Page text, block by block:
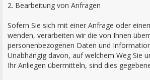
2. Bearbeitung von Anfragen
Sofern Sie sich mit einer Anfrage oder
wenden, verarbeiten wir die von Ihnen
personenbezogenen Daten und
Unabhängig davon, auf welchem Weg Sie
Ihr Anliegen übermitteln, sind dies